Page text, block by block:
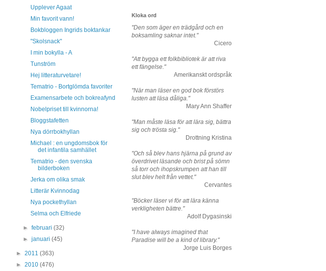
Upplever Agaat
Min favorit vann!
Bokbloggen Ingrids boktankar
"Skolsnack"
I min bokylla - A
Tunström
Hej litteraturvetare!
Tematrio - Bortglömda favoriter
Examensarbete och bokreafynd
Nobelpriset till kvinnorna!
Bloggstafetten
Nya dörrbokhyllan
Michael : en ungdomsbok för
det infantila samhället
Tematrio - den svenska
bilderboken
Jerka om olika smak
Litterär Kvinnodag
Nya pockethyllan
Selma och Elfriede
►februari(32)
►januari(45)
► 2011 (363)
► 2010 (476)
Kloka ord
"Den som äger en trädgård och en
boksamling saknar intet."
Cicero
"Att bygga ett folkbibliotek är att riva
ett fängelse."
Amerikanskt ordspråk
"När man läser en god bok förstörs
lusten att läsa dåliga."
Mary Ann Shaffer
"Man måste läsa för att lära sig, bättra
sig och trösta sig."
Drottning Kristina
"Och så blev hans hjärna på grund av
överdrivet läsande och brist på sömn
så torr och ihopskrumpen att han till
slut blev helt från vettet."
Cervantes
"Böcker läser vi för att lära känna
verkligheten bättre."
Adolf Dygasinski
"I have always imagined that
Paradise will be a kind of library."
Jorge Luis Borges